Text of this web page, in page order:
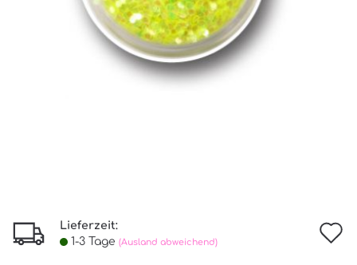
Lieferzeit:
1-3 Tage (Ausland abweichend)